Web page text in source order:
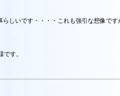
しいです・・・・これも強引な想像で
す。